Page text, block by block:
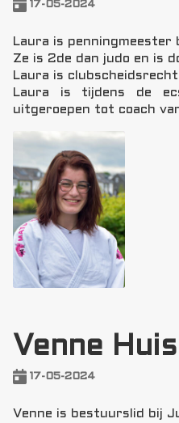
17-05-2024
Laura is penningmeester
Ze is 2de dan judo en is
Laura is
Laura is tijdens de
uitgeroepen tot coach
Venne
17-05-2024
Venne is bestuurslid bij